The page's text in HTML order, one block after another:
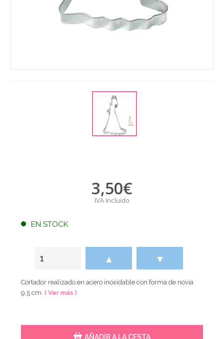
3,50€
IVA incluido
EN STOCK
▲ ▼
Cortador realizado en acero inoxidable con forma de novia
9,5 cm.( Ver más )
AÑADIR A LA CESTA